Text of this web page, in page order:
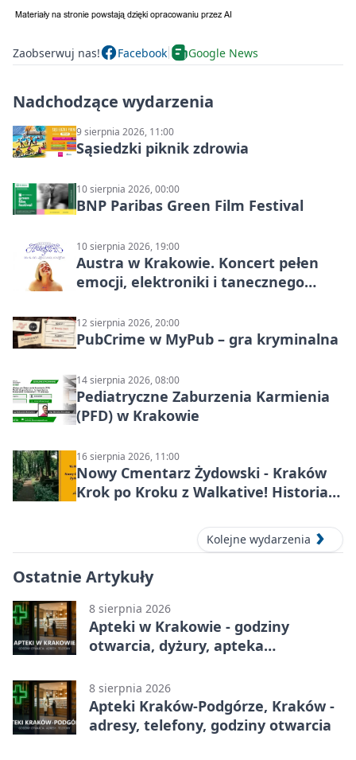
Zaobserwuj nas! Facebook Google News
Nadchodzące wydarzenia
9 sierpnia 2026, 11:00
Sąsiedzki piknik zdrowia
10 sierpnia 2026, 00:00
BNP Paribas Green Film Festival
10 sierpnia 2026, 19:00
Austra w Krakowie. Koncert pełen
emocji, elektroniki i tanecznego
12 sierpnia 2026, 20:00
PubCrime w MyPub – gra kryminalna
14 sierpnia 2026, 08:00
Pediatryczne Zaburzenia Karmienia
(PFD) w Krakowie
16 sierpnia 2026, 11:00
Nowy Cmentarz Żydowski - Kraków
Krok po Kroku z Walkative! Historia
Kolejne wydarzenia
Ostatnie Artykuły
8 sierpnia 2026
Apteki w Krakowie - godziny
otwarcia, dyżury, apteka
8 sierpnia 2026
Apteki Kraków-Podgórze, Kraków -
adresy, telefony, godziny otwarcia